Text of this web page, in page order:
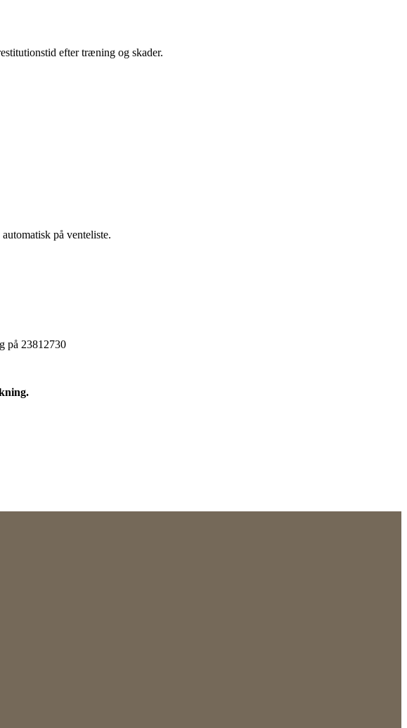
efter træning og skader.
på venteliste.
på 23812730